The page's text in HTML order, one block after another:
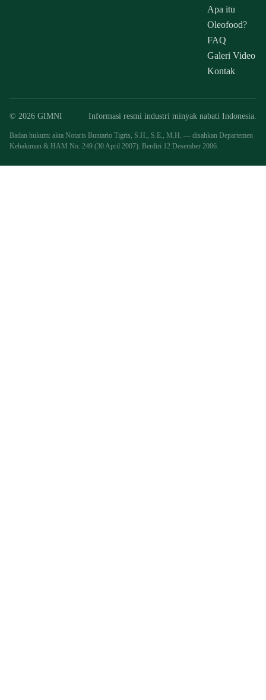
Apa itu
Oleofood?
FAQ
Galeri Video
Kontak
© 2026 GIMNI Informasi resmi industri minyak nabati Indonesia.
Badan hukum: akta Notaris Buntario Tigris, S.H., S.E., M.H. — disahkan Departemen
Kehakiman & HAM No. 249 (30 April 2007). Berdiri 12 Desember 2006.